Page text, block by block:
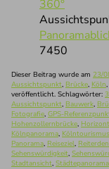
7450
Dieser Beitrag wurde am 23/
Aussichtspunkt, Brücke, Köln,
veröffentlicht. Schlagwörter:
Aussichtspunkt, Bauwerk,
Fotografie, GPS-
Hohenzollernbrücke,
Kölnpanorama, Kölntourismus
Panorama, Reiseziel,
Sehenswürdigkeit,
Stadtansicht, Städtepanorama